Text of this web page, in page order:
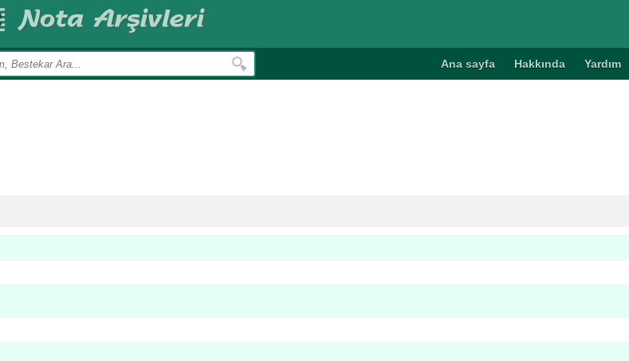
Ana sayfa Hakkında Yardım